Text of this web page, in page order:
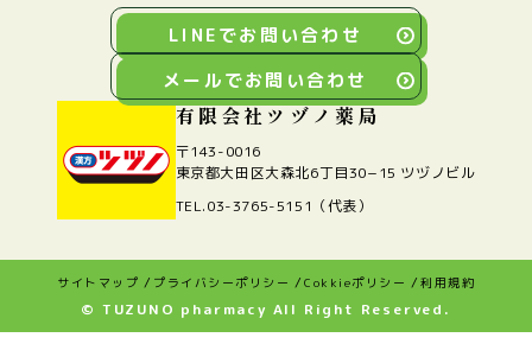
ニュース・ブログ記事一覧
ギャラリー
有限会社ツヅノ薬局
〒143-0016
東京都大田区大森北6丁目30−15 ツヅノビル
TEL.03-3765-5151（代表）
LINEでお問い合わせ
メールでお問い合わせ
サイトマップ プライバシーポリシー Cokkieポリシー 利用規約
© TUZUNO pharmacy All Right Reserved.